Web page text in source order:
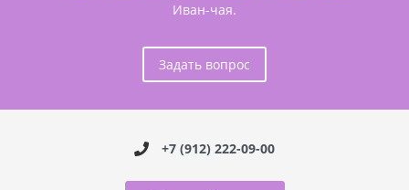
Иван-чая.
Задать вопрос
+7 (912) 222-09-00